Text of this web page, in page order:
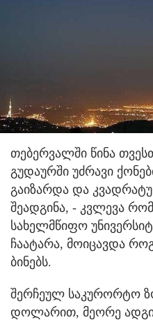
თებერვალში წინა
გუდაურში უძრავი
გაიზარდა და
შეადგინა, - კვლევა
სახელმწიფო
ჩაატარა, მოიცავდა
ბინებს.
შერჩეულ საკურორტო
დოლარით, მეორე